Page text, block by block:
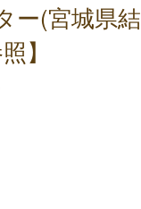
ー(宮城県
】